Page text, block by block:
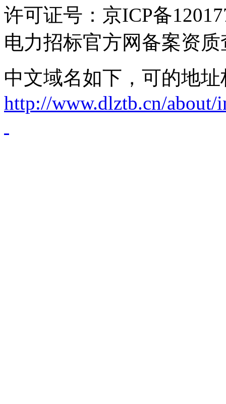
许可证号：京ICP备
电力招标官方网备案资质
中文域名如下，可的地
http://www.dlztb.cn/about/